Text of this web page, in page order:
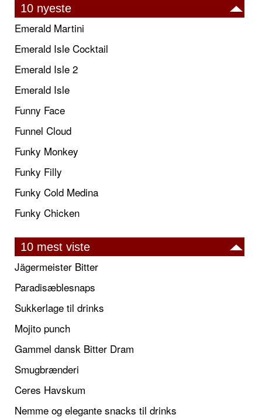
10 nyeste
Emerald Martini
Emerald Isle Cocktail
Emerald Isle 2
Emerald Isle
Funny Face
Funnel Cloud
Funky Monkey
Funky Filly
Funky Cold Medina
Funky Chicken
10 mest viste
Jägermeister Bitter
Paradisæblesnaps
Sukkerlage til drinks
Mojito punch
Gammel dansk Bitter Dram
Smugbrænderi
Ceres Havskum
Nemme og elegante snacks til drinks